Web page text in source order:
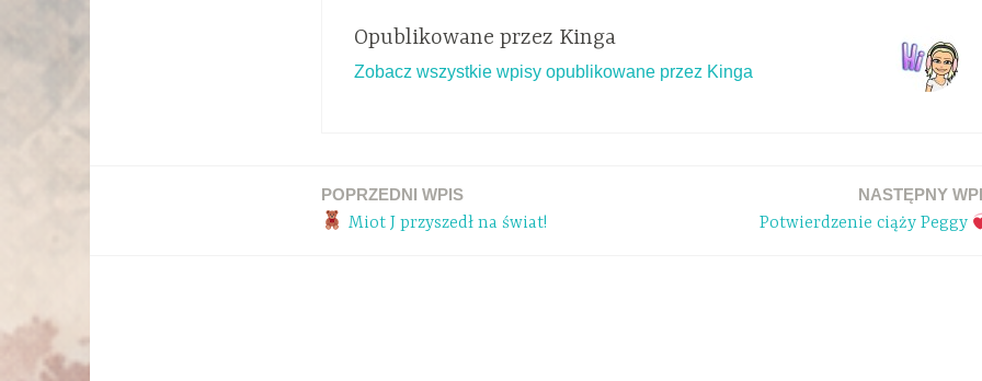
Opublikowane przez Kinga
Zobacz wszystkie wpisy opublikowane przez Kinga
POPRZEDNI WPIS
Miot J przyszedł na świat!
NASTĘPNY
Potwierdzenie ciąży Peggy